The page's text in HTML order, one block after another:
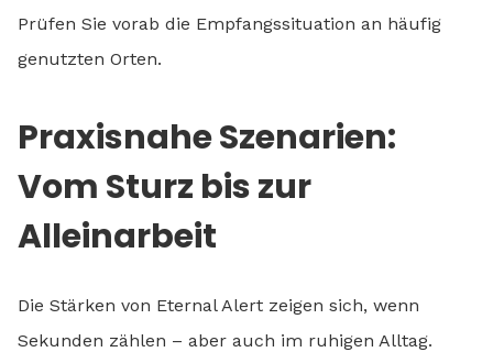
Prüfen Sie vorab die Empfangssituation an häufig
genutzten Orten.
Praxisnahe Szenarien:
Vom Sturz bis zur
Alleinarbeit
Die Stärken von Eternal Alert zeigen sich, wenn
Sekunden zählen – aber auch im ruhigen Alltag.